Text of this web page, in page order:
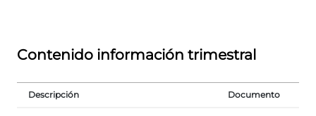
Contenido información trimestral
Descripción Documento